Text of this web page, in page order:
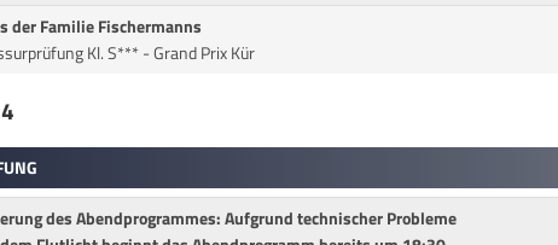
der Familie Fischermanns
Kl. S*** - Grand Prix Kür
des Abendprogrammes: Aufgrund technischer Probleme